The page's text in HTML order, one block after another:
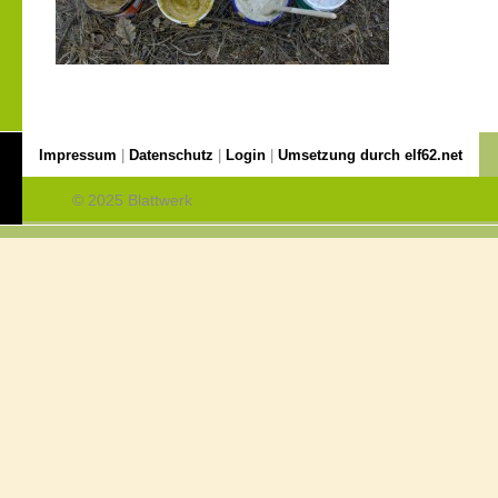
Impressum Datenschutz Login Umsetzung durch elf62.net
© 2025 Blattwerk